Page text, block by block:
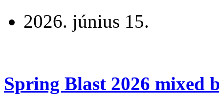
2026. június 15.
Spring Blast 2026 mixed